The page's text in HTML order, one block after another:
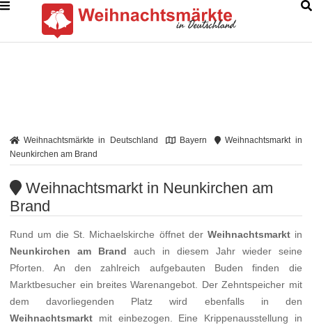
Weihnachtsmärkte in Deutschland Bayern
Weihnachtsmarkt in
Neunkirchen am Brand
Weihnachtsmarkt in Neunkirchen am
Brand
Rund um die St. Michaelskirche öffnet der Weihnachtsmarktin
Neunkirchen am Brand auch in diesem Jahr wieder seine
Pforten. An den zahlreich aufgebauten Buden finden die
Marktbesucher ein breites Warenangebot. Der Zehntspeicher mit
dem davorliegenden Platz wird ebenfalls in den
Weihnachtsmarkt mit einbezogen. Eine Krippenausstellung in